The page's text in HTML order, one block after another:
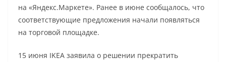
на «Яндекс.Маркете». Ранее в июне сообщалось, что
соответствующие предложения начали появляться
на торговой площадке.
15 июня IKEA заявила о решении прекратить